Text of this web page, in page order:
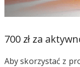
700 zł za
Aby skorzystać z